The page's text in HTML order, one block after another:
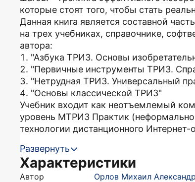
которые стоят того, чтобы стать
Данная книга является составной
на трех учебниках, справочнике,
автора:
1. "Азбука ТРИЗ. Основы
2. "Первичные инструменты ТРИЗ.
3. "Нетрудная ТРИЗ. Универсальный
4. "Основы классической ТРИЗ"
Учебник входит как неотъемлемый
уровень МТРИЗ Практик
технологии дистанционного
Развернуть
Характеристики
Автор
Орлов Михаил